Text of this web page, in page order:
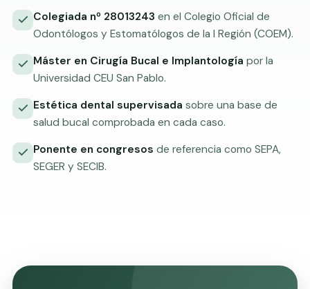
Colegiada nº 28013243 en el Colegio Oficial de
Odontólogos y Estomatólogos de la I Región (COEM).
Máster en Cirugía Bucal e Implantología por la
Universidad CEU San Pablo.
Estética dental supervisada sobre una base de
salud bucal comprobada en cada caso.
Ponente en congresos de referencia como SEPA,
SEGER y SECIB.